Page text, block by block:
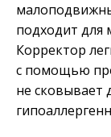
подходит для
Корректор
с помощью
не сковывает